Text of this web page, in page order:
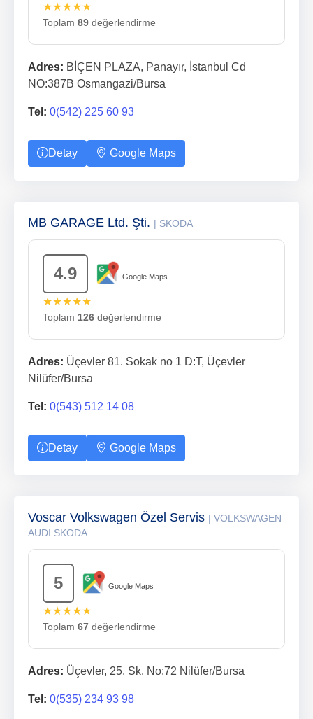
★★★★★
Toplam 89 değerlendirme
Adres: BİÇEN PLAZA, Panayır, İstanbul Cd
NO:387B Osmangazi/Bursa
Tel: 0(542) 225 60 93
Detay Google Maps
MB GARAGE Ltd. Şti. | SKODA
4.9 Google Maps
★★★★★
Toplam 126 değerlendirme
Adres: Üçevler 81. Sokak no 1 D:T, Üçevler
Nilüfer/Bursa
Tel: 0(543) 512 14 08
Detay Google Maps
Voscar Volkswagen Özel Servis | VOLKSWAGEN
AUDI SKODA
5 Google Maps
★★★★★
Toplam 67 değerlendirme
Adres: Üçevler, 25. Sk. No:72 Nilüfer/Bursa
Tel: 0(535) 234 93 98